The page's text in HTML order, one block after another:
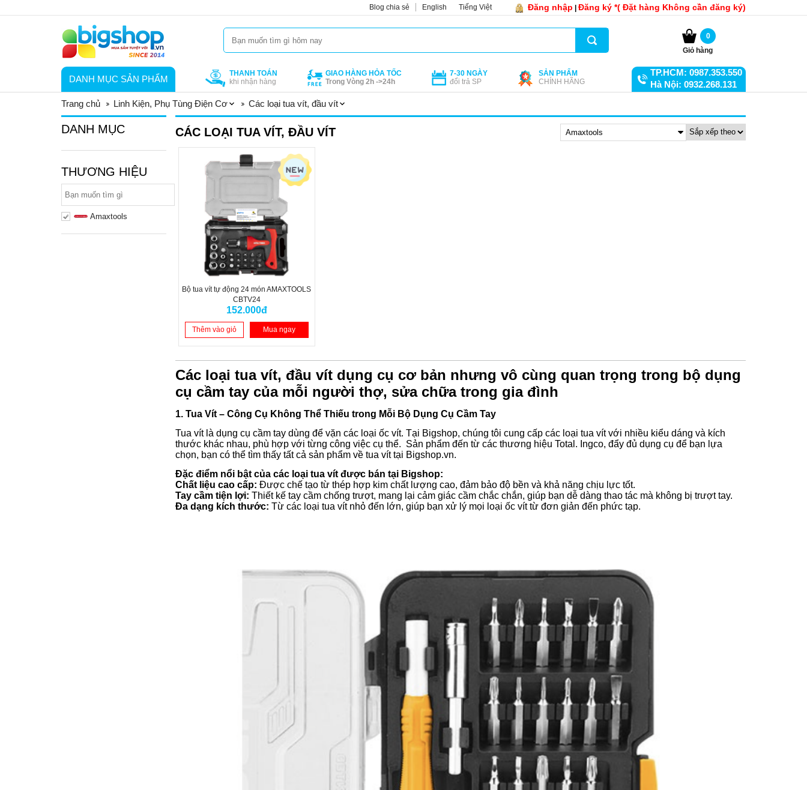
Đăng nhập Đăng ký *( Đặt hàng Không cần đăng ký)
Blog chia sẻ English Tiếng Việt
0
Giỏ hàng
DANH MỤC SẢN PHẨM
THANH TOÁN
khi nhận hàng
GIAO HÀNG HỎA TỐC
Trong Vòng 2h ->24h
7-30 NGÀY
đổi trả SP
SẢN PHẨM
CHÍNH HÃNG
TP.HCM: 0987.353.550
Hà Nội: 0932.268.131
Trang chủ
Linh Kiện, Phụ Tùng Điện Cơ Các loại tua vít, đầu vít
DANH MỤC
THƯƠNG HIỆU
Amaxtools
CÁC LOẠI TUA VÍT, ĐẦU VÍT Amaxtools
Bộ tua vít tự động 24 món AMAXTOOLS
CBTV24
152.000đ
Thêm vào giỏ Mua ngay
Các loại tua vít, đầu vít dụng cụ cơ bản nhưng vô cùng quan trọng trong bộ dụng
cụ cầm tay của mỗi người thợ, sửa chữa trong gia đình
1. Tua Vít – Công Cụ Không Thể Thiếu trong Mỗi Bộ Dụng Cụ Cầm Tay
Tua vít là dụng cụ cầm tay dùng để vặn các loại ốc vít. Tại Bigshop, chúng tôi cung cấp các loại tua vít với nhiều kiểu dáng và kích
thước khác nhau, phù hợp với từng công việc cụ thể. Sản phẩm đến từ các thương hiệu Total. Ingco, đẩy đủ dụng cụ để bạn lựa
chọn, bạn có thể tìm thấy tất cả sản phẩm về tua vít tại Bigshop.vn.
Đặc điểm nổi bật của các loại tua vít được bán tại Bigshop:
Chất liệu cao cấp: Được chế tạo từ thép hợp kim chất lượng cao, đảm bảo độ bền và khả năng chịu lực tốt.
Tay cầm tiện lợi: Thiết kế tay cầm chống trượt, mang lại cảm giác cầm chắc chắn, giúp bạn dễ dàng thao tác mà không bị trượt tay.
Đa dạng kích thước: Từ các loại tua vít nhỏ đến lớn, giúp bạn xử lý mọi loại ốc vít từ đơn giản đến phức tạp.